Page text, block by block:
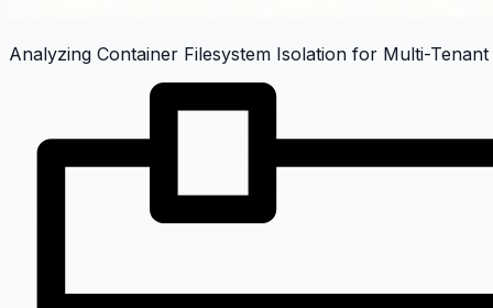
Analyzing Container Filesystem Isolation for Multi-